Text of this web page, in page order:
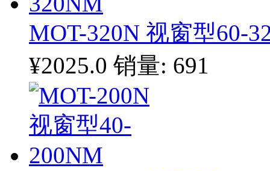
MOT-320N 视窗型60-
¥2025.0 销量: 691